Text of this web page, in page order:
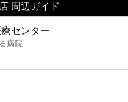
周辺ガイド
センター
病院